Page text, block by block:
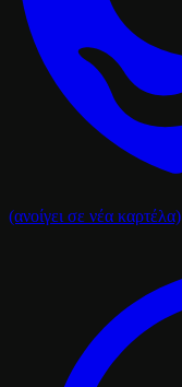
(ανοίγει σε νέα καρτέλα)